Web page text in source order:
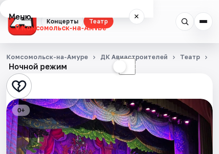
Концерты Театр
Меню ×
Комсомольск-на-Амуре
Концерты
Театр
События
Города
Ночной режим ☾
Комсомольск-на-Амуре ДК Авиастроителей Театр
0+